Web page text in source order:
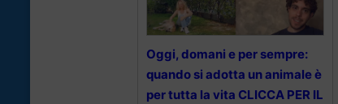
Oggi, domani e per sempre:
quando si adotta un animale è
per tutta la vita CLICCA PER IL